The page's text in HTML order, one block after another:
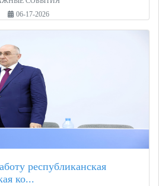
06-17-2026
республиканская
ко...